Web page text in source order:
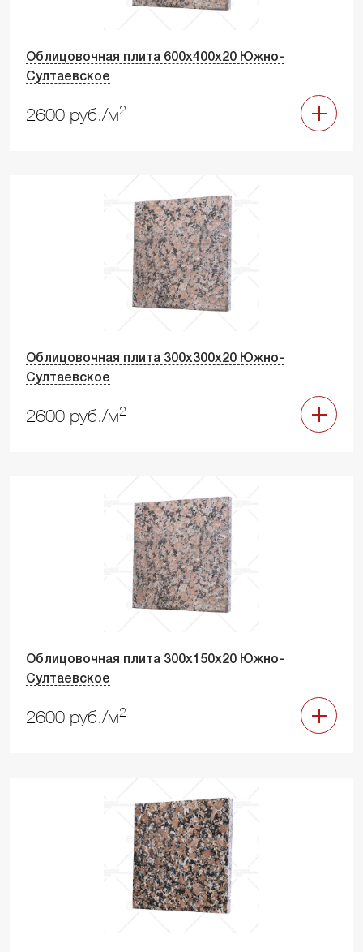
Облицовочная плита 600х400х20 Южно-
Султаевское
2600 руб./м2
Облицовочная плита 300х300х20 Южно-
Султаевское
2600 руб./м2
Облицовочная плита 300х150х20 Южно-
Султаевское
2600 руб./м2